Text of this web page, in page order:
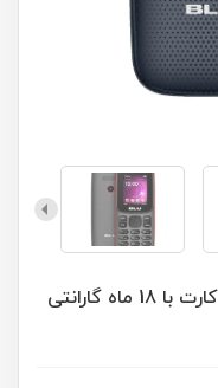
گوشی موبایل بلو مدل Z5 دو سیم کارت با 18 ماه گارانتی